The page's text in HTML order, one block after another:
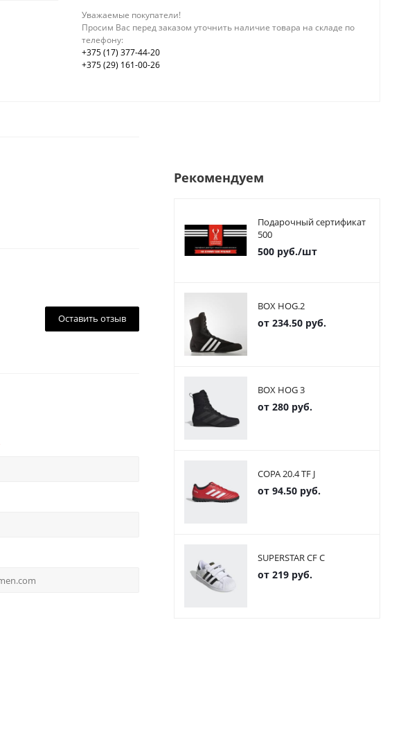
Уважаемые покупатели!
Просим Вас перед заказом уточнить наличие товара на складе по
телефону:
+375 (17) 377-44-20
+375 (29) 161-00-26
Оставить отзыв
Рекомендуем
Подарочный сертификат
500
500руб./шт
BOX HOG.2
от 234.50 руб.
BOX HOG 3
от 280 руб.
COPA 20.4 TF J
от 94.50 руб.
SUPERSTAR CF C
от 219 руб.